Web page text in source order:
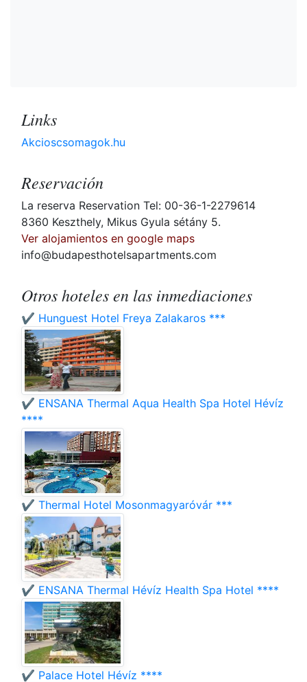
Links
Akcioscsomagok.hu
Reservación
La reserva Reservation Tel: 00-36-1-2279614
8360 Keszthely, Mikus Gyula sétány 5.
Ver alojamientos en google maps
info@budapesthotelsapartments.com
Otros hoteles en las inmediaciones
✔️ Hunguest Hotel Freya Zalakaros ***
✔️ ENSANA Thermal Aqua Health Spa Hotel Hévíz
****
✔️ Thermal Hotel Mosonmagyaróvár ***
✔️ ENSANA Thermal Hévíz Health Spa Hotel ****
✔️ Palace Hotel Hévíz ****